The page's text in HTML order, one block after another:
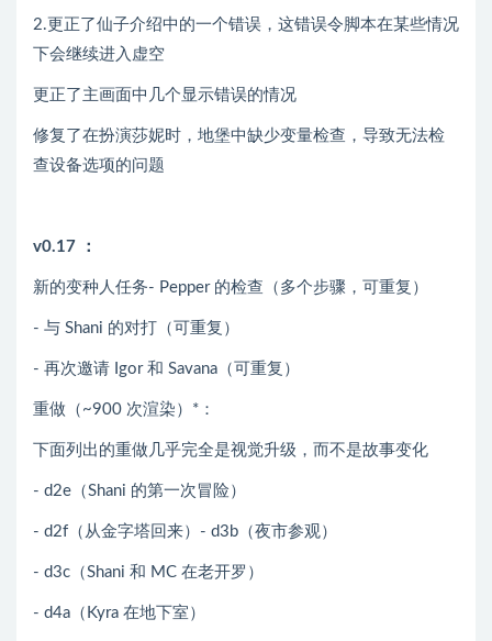
2.更正了仙子介绍中的一个错误，这错误令脚本在某些情况
下会继续进入虚空
更正了主画面中几个显示错误的情况
修复了在扮演莎妮时，地堡中缺少变量检查，导致无法检
查设备选项的问题
v0.17 ：
新的变种人任务- Pepper 的检查（多个步骤，可重复）
- 与 Shani 的对打（可重复）
- 再次邀请 Igor 和 Savana（可重复）
重做（~900 次渲染）*：
下面列出的重做几乎完全是视觉升级，而不是故事变化
- d2e（Shani 的第一次冒险）
- d2f（从金字塔回来）- d3b（夜市参观）
- d3c（Shani 和 MC 在老开罗）
- d4a（Kyra 在地下室）